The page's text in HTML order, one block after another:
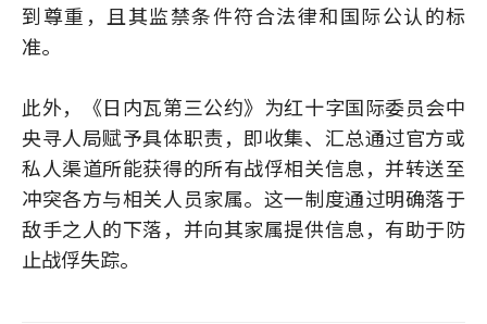
到尊重，且其监禁条件符合法律和国际公认的标
准。
此外，《日内瓦第三公约》为红十字国际委员会中
央寻人局赋予具体职责，即收集、汇总通过官方或
私人渠道所能获得的所有战俘相关信息，并转送至
冲突各方与相关人员家属。这一制度通过明确落于
敌手之人的下落，并向其家属提供信息，有助于防
止战俘失踪。